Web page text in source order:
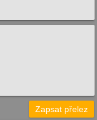
Zapsat přelez